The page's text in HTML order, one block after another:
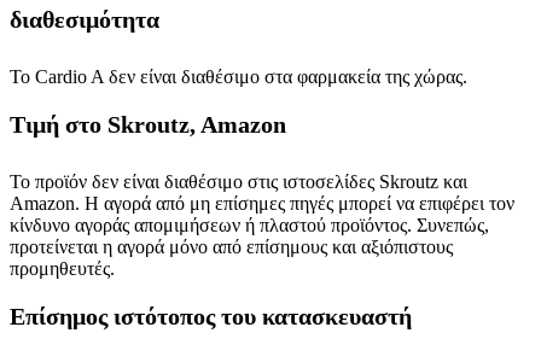
διαθεσιμότητα
Το Cardio A δεν είναι διαθέσιμο στα φαρμακεία της χώρας.
Τιμή στο Skroutz, Amazon
Το προϊόν δεν είναι διαθέσιμο στις ιστοσελίδες Skroutz και
Amazon. Η αγορά από μη επίσημες πηγές μπορεί να επιφέρει τον
κίνδυνο αγοράς απομιμήσεων ή πλαστού προϊόντος. Συνεπώς,
προτείνεται η αγορά μόνο από επίσημους και αξιόπιστους
προμηθευτές.
Επίσημος ιστότοπος του κατασκευαστή